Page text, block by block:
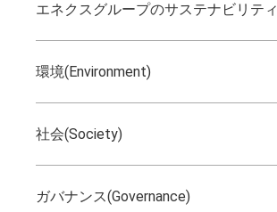
エネクスグループのサステナビリティ
環境(Environment)
社会(Society)
ガバナンス(Governance)